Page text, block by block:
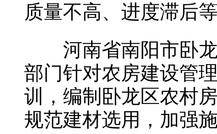
质量不高、进度滞后
河南省南阳市卧龙
部门针对农房建设管
训，编制卧龙区农村
规范建材选用，加强